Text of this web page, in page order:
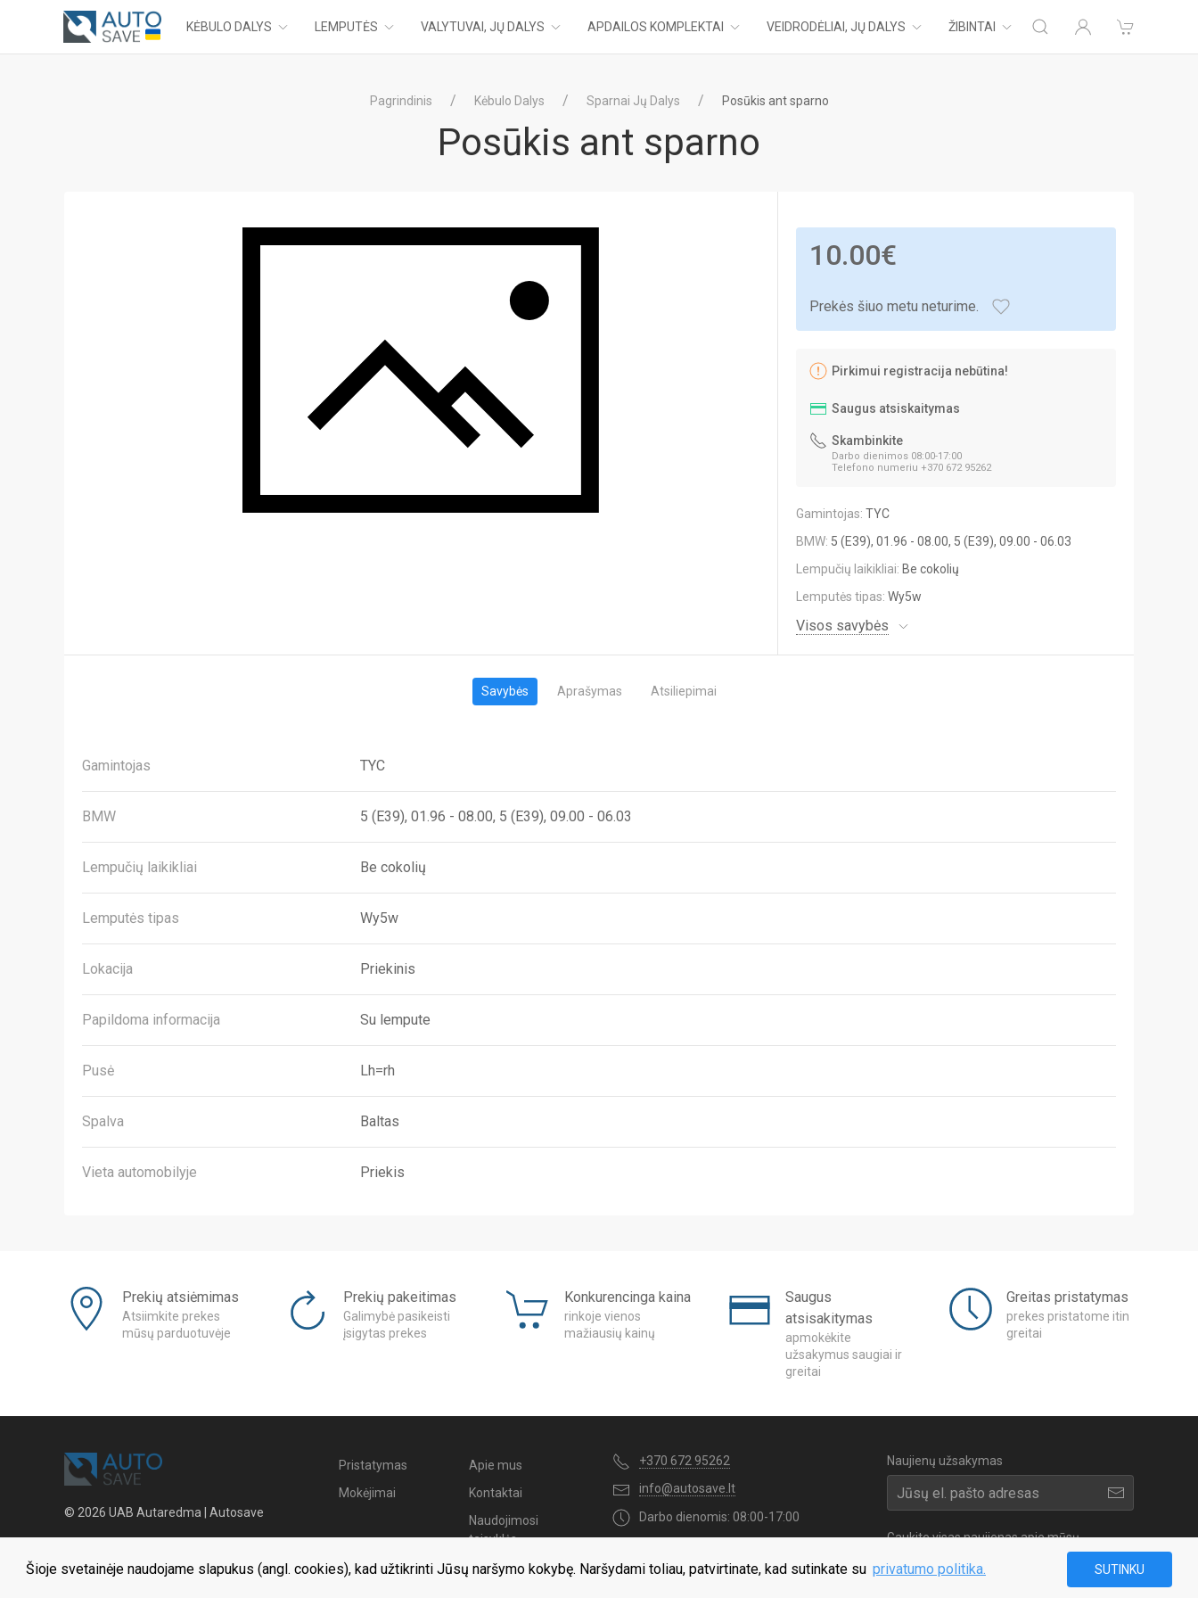
KĖBULO DALYS LEMPUTĖS VALYTUVAI, JŲ DALYS APDAILOS KOMPLEKTAI VEIDRODĖLIAI, JŲ DALYS ŽIBINTAI
Pagrindinis Kėbulo Dalys Sparnai Jų Dalys Posūkis ant sparno
Posūkis ant sparno
10.00€
Prekės šiuo metu neturime.
Pirkimui registracija nebūtina!
Saugus atsiskaitymas
Skambinkite
Darbo dienimos 08:00-17:00
Telefono numeriu +370 672 95262
Gamintojas:TYC
BMW: 5 (E39), 01.96 - 08.00, 5 (E39), 09.00 - 06.03
Lempučių laikikliai: Be cokolių
Lemputės tipas:Wy5w
Visos savybės
Savybės Aprašymas Atsiliepimai
Gamintojas TYC
BMW 5 (E39), 01.96 - 08.00, 5 (E39), 09.00 - 06.03
Lempučių laikikliai Be cokolių
Lemputės tipas Wy5w
Lokacija Priekinis
Papildoma informacija Su lempute
Pusė Lh=rh
Spalva Baltas
Vieta automobilyje Priekis
Prekių atsiėmimas
Atsiimkite prekes
mūsų parduotuvėje
Prekių pakeitimas
Galimybė pasikeisti
įsigytas prekes
Konkurencinga kaina
rinkoje vienos
mažiausių kainų
Saugus
atsisakitymas
apmokėkite
užsakymus saugiai ir
greitai
Greitas pristatymas
prekes pristatome itin
greitai
© 2026 UAB Autaredma | Autosave
Pristatymas
Mokėjimai
Apie mus
Kontaktai
Naudojimosi
taisyklės
+370 672 95262
info@autosave.lt
Darbo dienomis: 08:00-17:00
Naujienų užsakymas
Gaukite visas naujienas apie mūsų
Šioje svetainėje naudojame slapukus (angl. cookies), kad užtikrinti Jūsų naršymo kokybę. Naršydami toliau, patvirtinate, kad sutinkate su privatumo politika. SUTINKU